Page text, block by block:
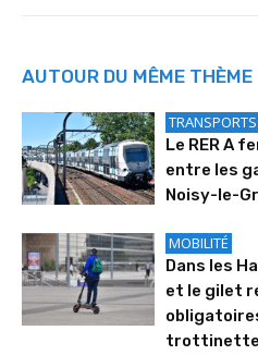
AUTOUR DU MÊME THÈME
TRANSPORTS
Le RER A
entre les
Noisy-le-
MOBILITÉ
Dans les
et le gilet